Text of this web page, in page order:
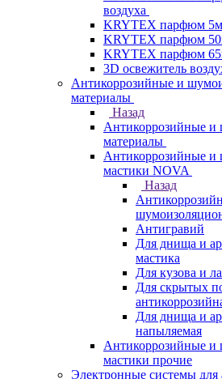
воздуха
KRYTEX парфюм
KRYTEX парфюм
KRYTEX парфюм
3D освежитель
Антикоррозийные и
материалы
Назад
Антикоррозийные
материалы
Антикоррозийные
мастики NOVA
Назад
Антигравий
Для днища и
мастика
Для кузова и
Для скрытых
Для днища и
напыляемая
Антикоррозийные
мастики прочие
Электронные системы для